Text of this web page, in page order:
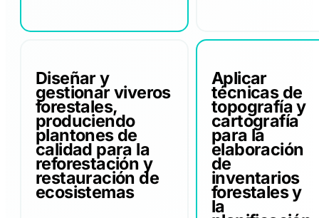
Diseñar y
gestionar viveros
forestales,
produciendo
plantones de
calidad para la
reforestación y
restauración de
ecosistemas
Aplicar
técnicas de
topografía y
cartografía
para la
elaboración
de
inventarios
forestales y
la